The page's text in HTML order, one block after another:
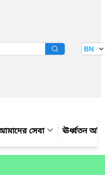
BN
সেবা ঊর্ধ্বতন